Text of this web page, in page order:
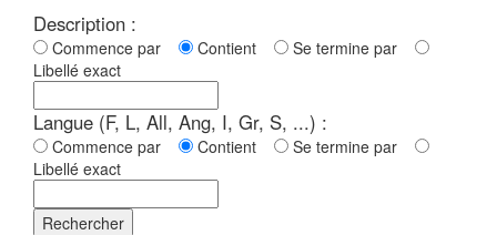
Description :
Commence par Contient
Se termine par
Libellé exact
Langue (F, L, All, Ang, I, Gr, S, ...) :
Commence par Contient
Se termine par
Libellé exact
Rechercher